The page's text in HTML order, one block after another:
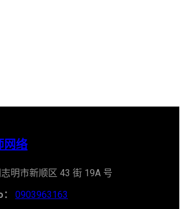
网络
明市新顺区 43 街 19A 号
0903963163